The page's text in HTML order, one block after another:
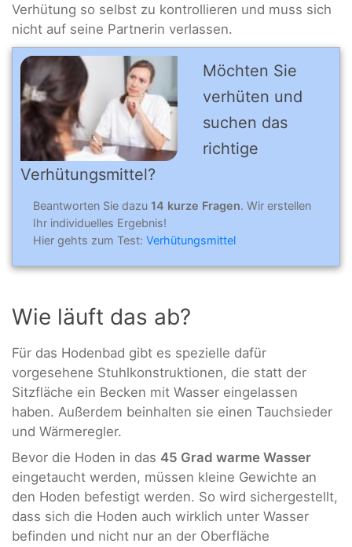
Verhütung so selbst zu kontrollieren und muss sich
nicht auf seine Partnerin verlassen.
Möchten Sie
verhüten und
suchen das
richtige
Verhütungsmittel?
Beantworten Sie dazu 14 kurze Fragen. Wir erstellen
Ihr individuelles Ergebnis!
Hier gehts zum Test: Verhütungsmittel
Wie läuft das ab?
Für das Hodenbad gibt es spezielle dafür
vorgesehene Stuhlkonstruktionen, die statt der
Sitzfläche ein Becken mit Wasser eingelassen
haben. Außerdem beinhalten sie einen Tauchsieder
und Wärmeregler.
Bevor die Hoden in das 45 Grad warme Wasser
eingetaucht werden, müssen kleine Gewichte an
den Hoden befestigt werden. So wird sichergestellt,
dass sich die Hoden auch wirklich unter Wasser
befinden und nicht nur an der Oberfläche